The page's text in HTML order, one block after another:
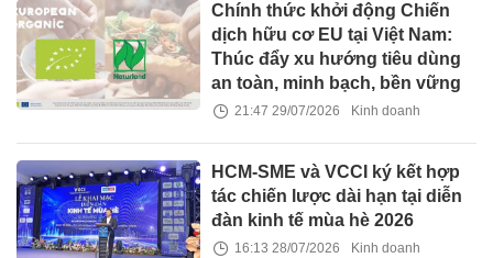
Chính thức khởi động Chiến
dịch hữu cơ EU tại Việt Nam:
Thúc đẩy xu hướng tiêu dùng
an toàn, minh bạch, bền vững
21:47 29/07/2026 Kinh doanh
HCM-SME và VCCI ký kết hợp
tác chiến lược dài hạn tại diễn
đàn kinh tế mùa hè 2026
16:13 28/07/2026 Kinh doanh